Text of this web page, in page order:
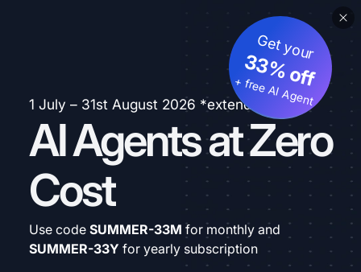
1 July – 31st August 2026 *extended
AI Agents at Zero
Cost
Get your
33% off
+ free AI Agent
Use code SUMMER-33M for monthly and
SUMMER-33Y for yearly subscription